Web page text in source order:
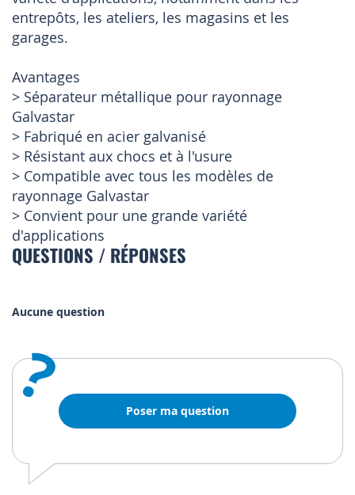
entrepôts, les ateliers, les magasins et les
garages.
Avantages
> Séparateur métallique pour rayonnage
Galvastar
> Fabriqué en acier galvanisé
> Résistant aux chocs et à l'usure
> Compatible avec tous les modèles de
rayonnage Galvastar
> Convient pour une grande variété
d'applications
QUESTIONS / RÉPONSES
Aucune question
? Poser ma question